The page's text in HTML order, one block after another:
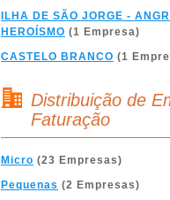
ILHA DE SÃO JORGE -
HEROÍSMO (1 Empresa)
CASTELO BRANCO (1
Distribuição de
Faturação
Micro (23 Empresas)
Pequenas (2 Empresas)